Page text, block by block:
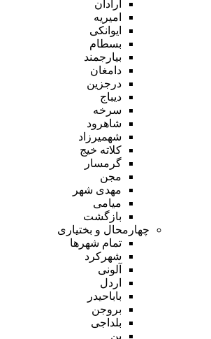
آرادان
امیریه
ایوانکی
بسطام
بیارجمند
دامغان
درجزین
دیباج
سرخه
شاهرود
شهمیرزاد
کلاته خیج
گرمسار
مجن
مهدی شهر
میامی
بازگشت
چهارمحال و بختیاری
تمام شهر‌ها
شهرکرد
آلونی
اردل
باباحیدر
بروجن
بلداجی
بن